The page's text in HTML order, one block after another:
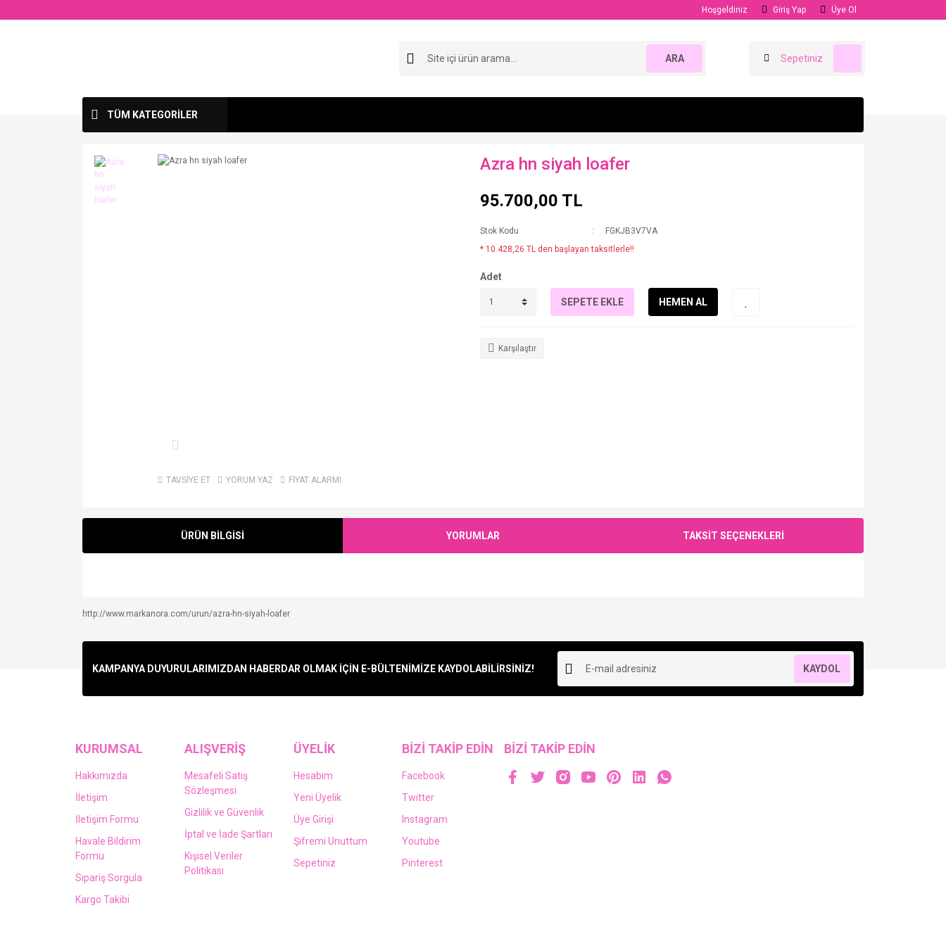
Hoşgeldiniz Giriş Yap Üye Ol
ARA Sepetiniz
TÜM KATEGORİLER
TAVSİYE ET YORUM YAZ FİYAT ALARMI
Azra hn siyah loafer
95.700,00 TL
Stok Kodu
FGKJB3V7VA
* 10.428,26 TL den başlayan taksitlerle!!
Adet
SEPETE EKLE HEMEN AL
Karşılaştır
ÜRÜN BİLGİSİ YORUMLAR TAKSİT SEÇENEKLERİ
Yorum Yaz
http://www.markanora.com/urun/azra-hn-siyah-loafer
KAMPANYA DUYURULARIMIZDAN HABERDAR OLMAK İÇİN E-BÜLTENİMİZE KAYDOLABİLİRSİNİZ! KAYDOL
KURUMSAL
Hakkımızda
İletişim
İletişim Formu
Havale Bildirim
Formu
Sipariş Sorgula
Kargo Takibi
ALIŞVERİŞ
Mesafeli Satış
Sözleşmesi
Gizlilik ve Güvenlik
İptal ve İade Şartları
Kişisel Veriler
Politikası
ÜYELİK
Hesabım
Yeni Üyelik
Üye Girişi
Şifremi Unuttum
Sepetiniz
BİZİ TAKİP EDİN
Facebook
Twitter
Instagram
Youtube
Pinterest
BİZİ TAKİP EDİN